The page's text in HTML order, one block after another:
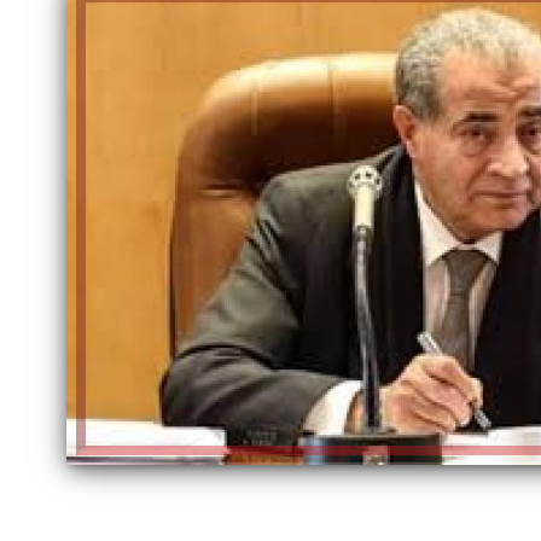
إلهام شرشر تكتب: دي مبقتش كورة..
الكاتبة إلهام شرشر تهنئ الرئيس
السيسي بعيد ميلاده وتُشيد بجهوده
في بناء الدولة